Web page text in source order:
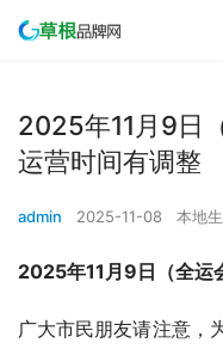
2025年11月9日
运营时间有调整
admin 2025-11-08 本地
2025年11月9日（全运
广大市民朋友请注意，